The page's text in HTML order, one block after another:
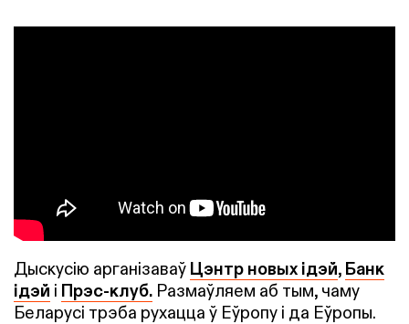
Дыскусію арганізаваў Цэнтр новых ідэй, Банк
ідэй і Прэс-клуб. Размаўляем аб тым, чаму
Беларусі трэба рухацца ў Еўропу і да Еўропы.